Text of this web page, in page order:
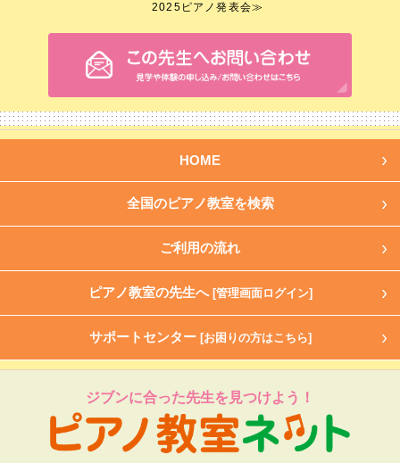
2025ピアノ発表会≫
HOME
全国のピアノ教室を検索
ご利用の流れ
ピアノ教室の先生へ [管理画面ログイン]
サポートセンター [お困りの方はこちら]
ジブンに合った先生を見つけよう！